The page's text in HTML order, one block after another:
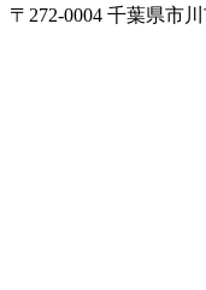
〒272-0004 千葉県市